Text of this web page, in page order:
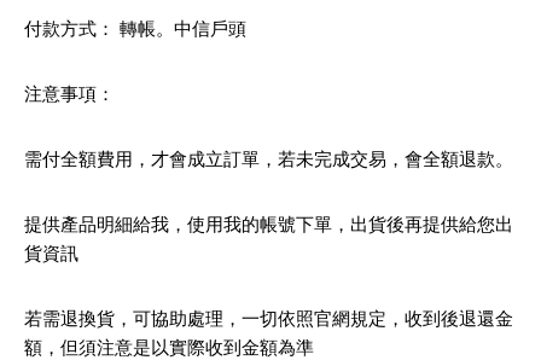
付款方式： 轉帳。中信戶頭
注意事項：
需付全額費用，才會成立訂單，若未完成交易，會全額退款。
提供產品明細給我，使用我的帳號下單，出貨後再提供給您出
貨資訊
若需退換貨，可協助處理，一切依照官網規定，收到後退還金
額，但須注意是以實際收到金額為準